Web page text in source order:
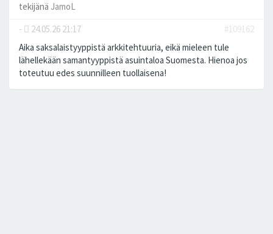
tekijänä JamoL
-
24.05.26 21:17
#109162
Aika saksalaistyyppistä arkkitehtuuria, eikä mieleen tule
lähellekään samantyyppistä asuintaloa Suomesta. Hienoa jos
toteutuu edes suunnilleen tuollaisena!